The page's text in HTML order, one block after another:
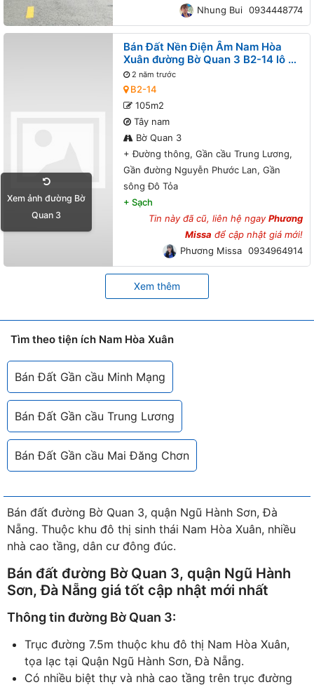
Nhung Bui 0934448774
Xem ảnh đường Bờ
Quan 3
Bán Đất Nền Điện Âm Nam Hòa
Xuân đường Bờ Quan 3 B2-14 lô 4x
- Đường thông, Gần cầu Trung
Lương, Gần đường Nguyễn Phước
Lan, Gần sông Đô Tỏa
2 năm trước
B2-14
105m2
Tây nam
Bờ Quan 3
+Đường thông, Gần cầu Trung Lương,
Gần đường Nguyễn Phước Lan, Gần
sông Đô Tỏa
+ Sạch
Tin này đã cũ, liên hệ ngayPhương
Missa để cập nhật giá mới!
Phương Missa 0934964914
Xem thêm
Tìm theo tiện ích Nam Hòa Xuân
Bán Đất Gần cầu Minh Mạng
Bán Đất Gần cầu Trung Lương
Bán Đất Gần cầu Mai Đăng Chơn
Bán đất đường Bờ Quan 3, quận Ngũ Hành Sơn, Đà
Nẵng. Thuộc khu đô thị sinh thái Nam Hòa Xuân, nhiều
nhà cao tầng, dân cư đông đúc.
Bán đất đường Bờ Quan 3, quận Ngũ Hành
Sơn, Đà Nẵng giá tốt cập nhật mới nhất
Thông tin đường Bờ Quan 3:
Trục đường 7.5m thuộc khu đô thị Nam Hòa Xuân,
tọa lạc tại Quận Ngũ Hành Sơn, Đà Nẵng.
Có nhiều biệt thự và nhà cao tầng trên trục đường